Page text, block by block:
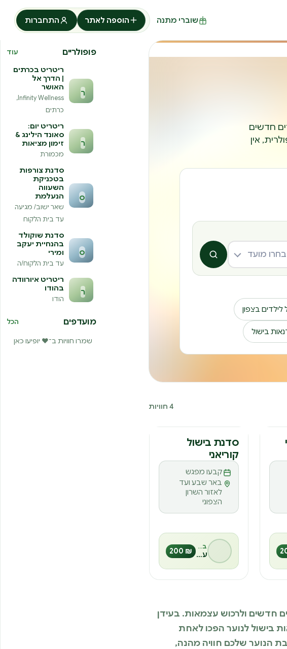
שוברי מתנה הוספה לאתר התחברות
חדשים
אין
חיפוש
לילדים בצפון
בישול
4 חוויות
סדנה
ס
סדנת בישול
קוריאני
קבעו מפגש
באר שבע ועד
לאזור השרון
הצפוני
בהנחיית
עינבל אורן ₪ 200
חדשים ולרכוש עצמאות. בעידן
בישול לנוער הפכו לאחת
הנוער שלכם חוויה מהנה,
פופולריים עוד
ר
ריטריט בכרתים
| הדרך אל
האושר
Infinity Wellness,
כרתים
ר
ריטריט יום:
סאונד הילינג &
זימון מציאות
מכמורת
ס
סדנת צורפות
בטכניקת
השעווה
הנעלמת
שאר ישוב/ מגיעה
עד בית הלקוח
ס
סדנת שוקולד
בהנחיית יעקב
ומירי
עד בית הלקוח/ה
ר
ריטריט איורוודה
בהודו
הודו
מועדפים הכל
שמרו חוויות ב־❤️ יופיעו כאן